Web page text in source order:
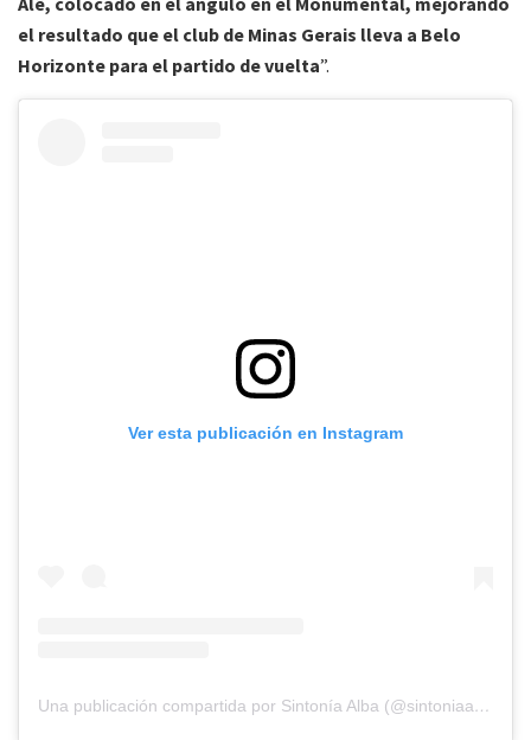
el resultado que el club de Minas Gerais lleva a Belo
Horizonte para el partido de vuelta”.
Ver esta publicación en Instagram
Una publicación compartida por Sintonía Alba (@sintoniaalbaradio)